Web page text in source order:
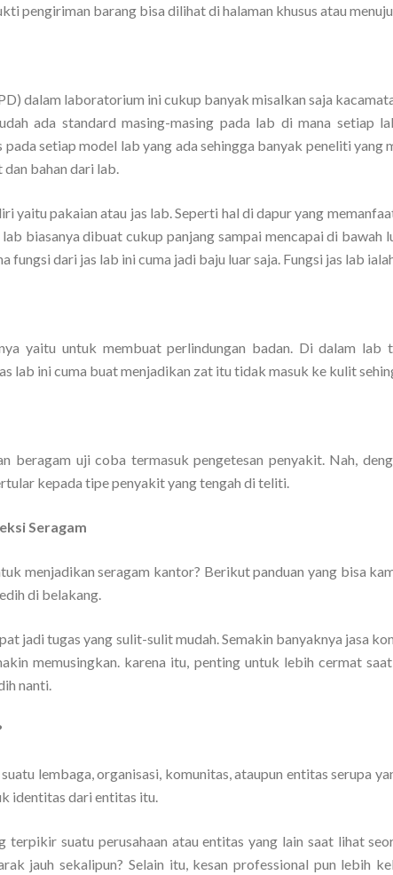
pengiriman barang bisa dilihat di halaman khusus atau
dalam laboratorium ini cukup banyak misalkan saja
ada standard masing-masing pada lab di mana setiap
setiap model lab yang ada sehingga banyak peneliti yang
bahan dari lab.
yaitu pakaian atau jas lab. Seperti hal di dapur yang
biasanya dibuat cukup panjang sampai mencapai di bawah
fungsi dari jas lab ini cuma jadi baju luar saja. Fungsi jas lab
yaitu untuk membuat perlindungan badan. Di dalam lab
lab ini cuma buat menjadikan zat itu tidak masuk ke kulit
beragam uji coba termasuk pengetesan penyakit. Nah,
kepada tipe penyakit yang tengah di teliti.
Seragam
menjadikan seragam kantor? Berikut panduan yang bisa
di belakang.
jadi tugas yang sulit-sulit mudah. Semakin banyaknya jasa
memusingkan. karena itu, penting untuk lebih cermat
nanti.
lembaga, organisasi, komunitas, ataupun entitas serupa
identitas dari entitas itu.
terpikir suatu perusahaan atau entitas yang lain saat lihat
jauh sekalipun? Selain itu, kesan professional pun lebih